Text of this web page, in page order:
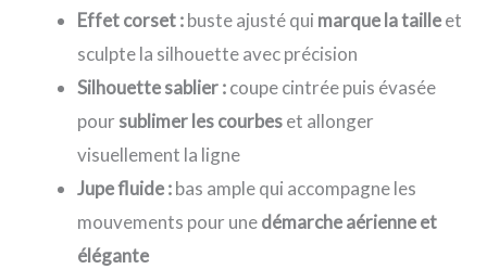
Effet corset :buste ajusté qui marque la tailleet
sculpte la silhouette avec précision
Silhouette sablier :coupe cintrée puis évasée
pour sublimer les courbeset allonger
visuellement la ligne
Jupe fluide :bas ample qui accompagne les
mouvements pour unedémarche aérienne et
élégante